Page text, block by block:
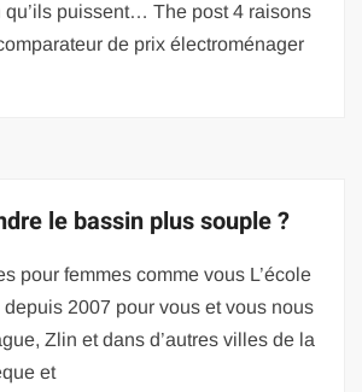
qu’ils puissent… The post 4 raisons
de prix électroménager
le bassin plus souple ?
pour femmes comme vous L’école
2007 pour vous et vous nous
Zlin et dans d’autres villes de la
et